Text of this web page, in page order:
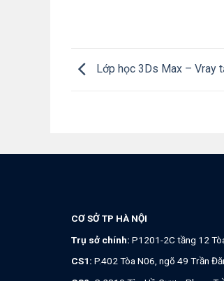
Lớp học 3Ds Max – Vray
CƠ SỞ TP HÀ NỘI
Trụ sở chính: P1201-2C tầng 12
CS1: P.402 Tòa N06, ngõ 49 Trần